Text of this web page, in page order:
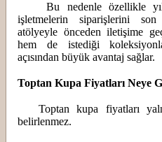
Bu nedenle özellikle yıl
işletmelerin siparişlerini
atölyeyle önceden iletişime
hem de istediği
açısından büyük avantaj sağlar.
Toptan Kupa Fiyatları Neye
Toptan kupa fiyatları
belirlenmez.